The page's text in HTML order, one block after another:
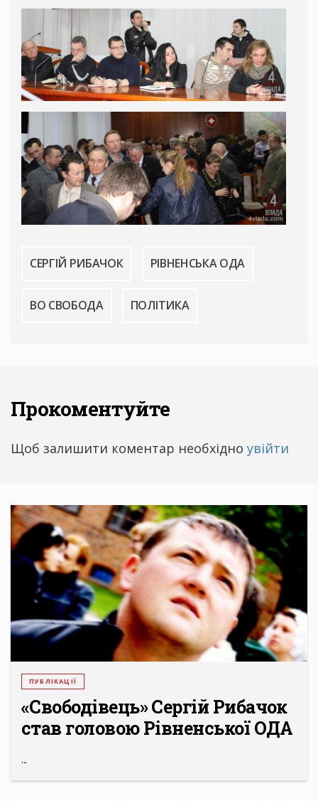
СЕРГІЙ РИБАЧОК РІВНЕНСЬКА ОДА
ВО СВОБОДА ПОЛІТИКА
Прокоментуйте
Щоб залишити коментар необхідно увійти
ПУБЛІКАЦІЇ
«Свободівець» Сергій Рибачок
став головою Рівненської ОДА
...